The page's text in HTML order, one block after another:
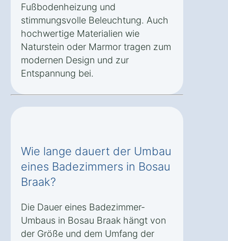
Fußbodenheizung und
stimmungsvolle Beleuchtung. Auch
hochwertige Materialien wie
Naturstein oder Marmor tragen zum
modernen Design und zur
Entspannung bei.
Wie lange dauert der Umbau
eines Badezimmers in Bosau
Braak?
Die Dauer eines Badezimmer-
Umbaus in Bosau Braak hängt von
der Größe und dem Umfang der